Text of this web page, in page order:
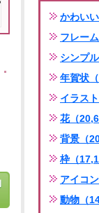
かわい
フレー
シンプ
年賀状
イラス
花（
背景（
枠（
アイコ
動物（